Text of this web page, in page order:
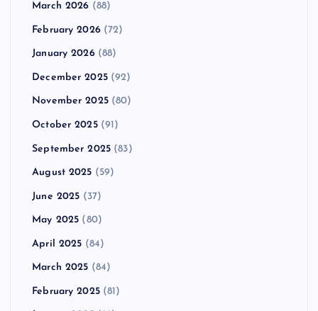
March 2026 (88)
February 2026(72)
January 2026(88)
December 2025(92)
November 2025(80)
October 2025(91)
September 2025 (83)
August 2025 (59)
June 2025 (37)
May 2025 (80)
April 2025 (84)
March 2025 (84)
February 2025(81)